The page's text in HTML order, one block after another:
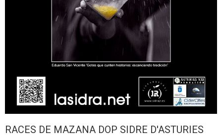
RACES DE MAZANA DOP SIDRE D'ASTURIES